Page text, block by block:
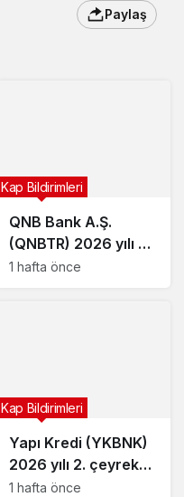
Paylaş
QNB Bank A.Ş.
(QNBTR) 2026 yılı 2.
çeyrek bilançosunu
Kap Bildirimleri
1 hafta önce
Yapı Kredi (YKBNK)
2026 yılı 2. çeyrek
bilançosunu açıkladı
Kap Bildirimleri
1 hafta önce